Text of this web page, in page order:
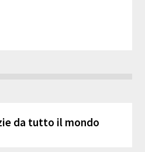
da tutto il mondo